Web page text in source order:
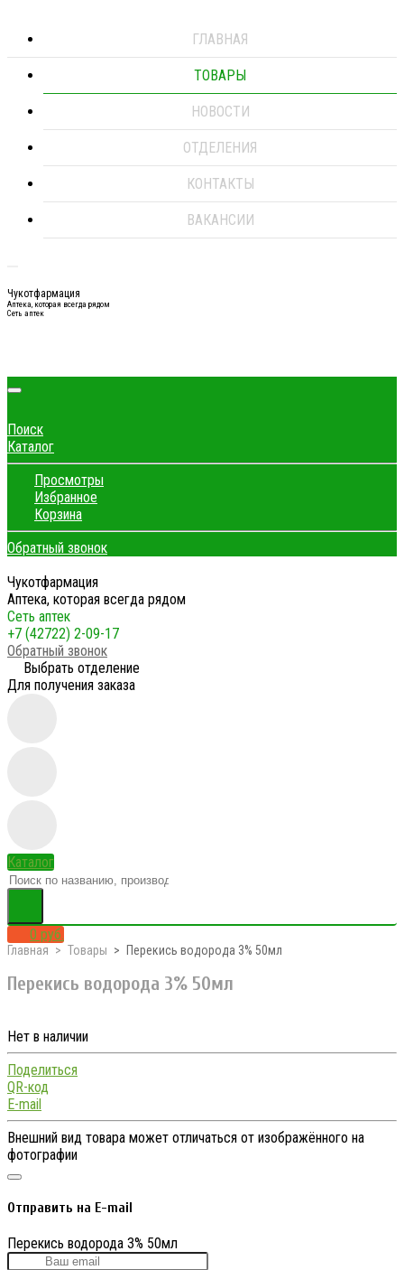
ГЛАВНАЯ
ТОВАРЫ
НОВОСТИ
ОТДЕЛЕНИЯ
КОНТАКТЫ
ВАКАНСИИ
Чукотфармация
Аптека, которая всегда рядом
Сеть аптек
Поиск
Каталог
Просмотры
Избранное
Корзина
Обратный звонок
Чукотфармация
Аптека, которая всегда рядом
Сеть аптек
+7 (42722) 2-09-17
Обратный звонок
Выбрать отделение
Для получения заказа
Каталог
0 руб.
Главная Товары Перекись водорода 3% 50мл
Перекись водорода 3% 50мл
Нет в наличии
Поделиться
QR-код
E-mail
Внешний вид товара может отличаться от изображённого на
фотографии
Отправить на E-mail
Перекись водорода 3% 50мл